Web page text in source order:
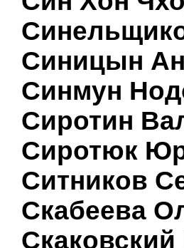
Синицын
Синмун
Сиротин
Сиротюк
Ситников
Скабеева